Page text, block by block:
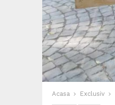
Acasa Exclusiv